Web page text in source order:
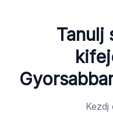
Tanulj
Kezdj